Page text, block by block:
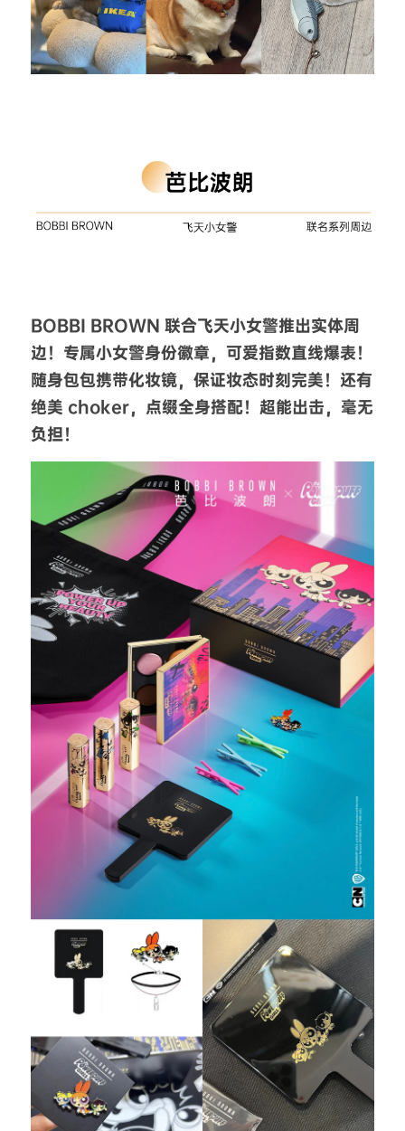
BOBBI BROWN 联合飞天小女警推出实体周
边！专属小女警身份徽章，可爱指数直线爆表！
随身包包携带化妆镜，保证妆态时刻完美！还有
绝美 choker，点缀全身搭配！超能出击，毫无
负担！